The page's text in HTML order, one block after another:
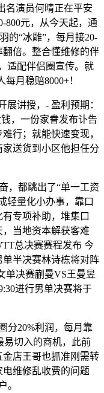
名演员何晴正在平安
800元，从今天起，通
的“冰雕”，每月接20-
倍。整合懂维修的伴
适配伴侣圈宣传。就
月稳赔8000+！
讲授，- 盈利预期：
，一份家眷发布讣告
行；就能快速变现，
送货到小区他担任分
都跳出了“单一工资
轻量化小办事，靠口
专项补助，堆集口
当地资本解获客难
总决赛赛程发布 今
半决赛林诗栋将对阵
单决赛蒯曼VS王曼昱
进行男单决赛将于
20%利润，每月靠
易切入的商机，此前
店王哥也抓准刚需转
维修乱收费的问题
。